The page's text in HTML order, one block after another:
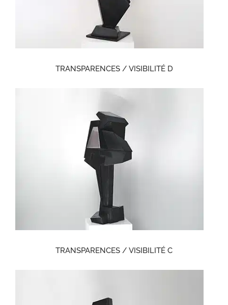
TRANSPARENCES / VISIBILITÉ D
TRANSPARENCES / VISIBILITÉ C